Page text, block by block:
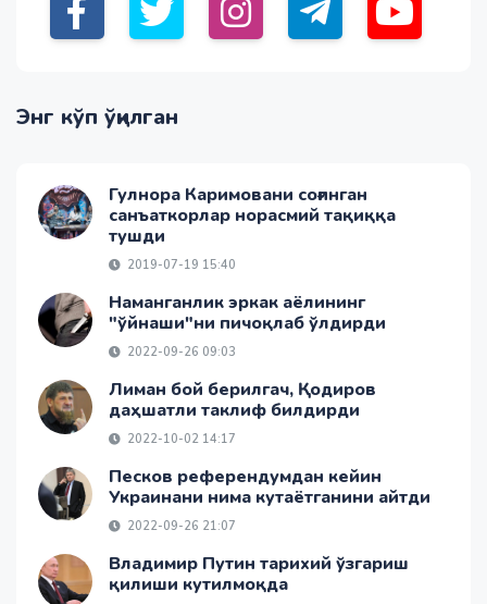
Энг кўп ўқилган
Гулнора Каримовани соғинган
санъаткорлар норасмий тақиққа
тушди
2019-07-19 15:40
Наманганлик эркак аёлининг
"ўйнаши"ни пичоқлаб ўлдирди
2022-09-26 09:03
Лиман бой берилгач, Қодиров
даҳшатли таклиф билдирди
2022-10-02 14:17
Песков референдумдан кейин
Украинани нима кутаётганини айтди
2022-09-26 21:07
Владимир Путин тарихий ўзгариш
қилиши кутилмоқда